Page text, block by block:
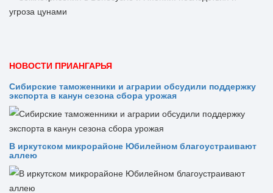
НОВОСТИ ПРИАНГАРЬЯ
Сибирские таможенники и аграрии обсудили поддержку
экспорта в канун сезона сбора урожая
В иркутском микрорайоне Юбилейном благоустраивают
аллею